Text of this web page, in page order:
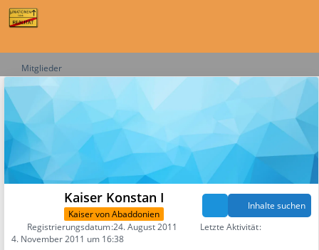
Mitglieder
Kaiser Konstan I
Kaiser von Abaddonien
Inhalte suchen
Registrierungsdatum 24. August 2011
Letzte Aktivität
4. November 2011 um 16:38